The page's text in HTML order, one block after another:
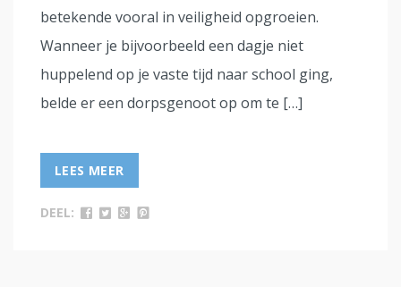
betekende vooral in veiligheid opgroeien.
Wanneer je bijvoorbeeld een dagje niet
huppelend op je vaste tijd naar school ging,
belde er een dorpsgenoot op om te […]
LEES MEER
DEEL: